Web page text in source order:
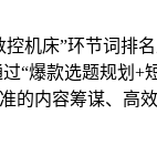
床”环节词排名
“爆款选题规划+
的内容筹谋、高